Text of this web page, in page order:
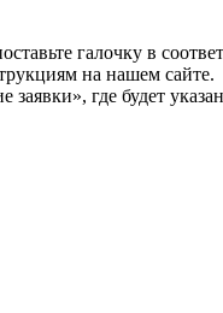
галочку в
на нашем сайте.
где будет